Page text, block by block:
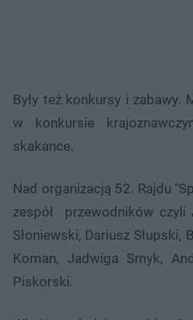
Były też konkursy i zabawy.
w konkursie
skakance.
Nad organizacją 52. Rajdu
zespół przewodników czyli
Słoniewski, Dariusz Słupski,
Koman, Jadwiga Smyk,
Piskorski.